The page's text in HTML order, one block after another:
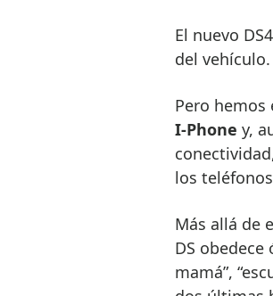
El nuevo
del vehículo.
Pero
I-Phone y,
los
Más allá de
DS obedece
mamá”,